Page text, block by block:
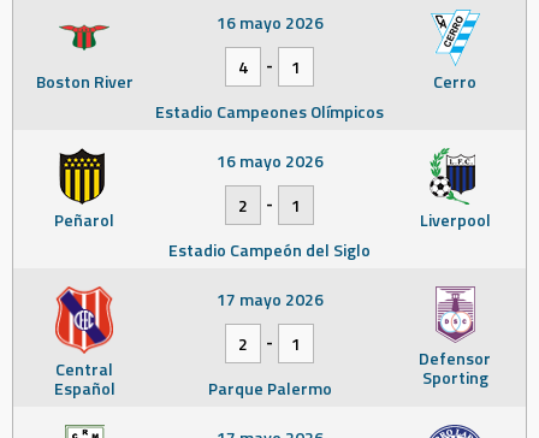
Boston River Cerro
16 mayo 2026
4
-
1
Estadio Campeones Olímpicos
Peñarol Liverpool
16 mayo 2026
2
-
1
Estadio Campeón del Siglo
Central
Español
Defensor
Sporting
17 mayo 2026
2
-
1
Parque Palermo